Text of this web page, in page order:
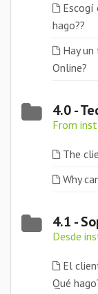
Escogí
hago??
Hay
Online?
4.0 -
From
The
Why
4.1 -
Desde
El
Qué